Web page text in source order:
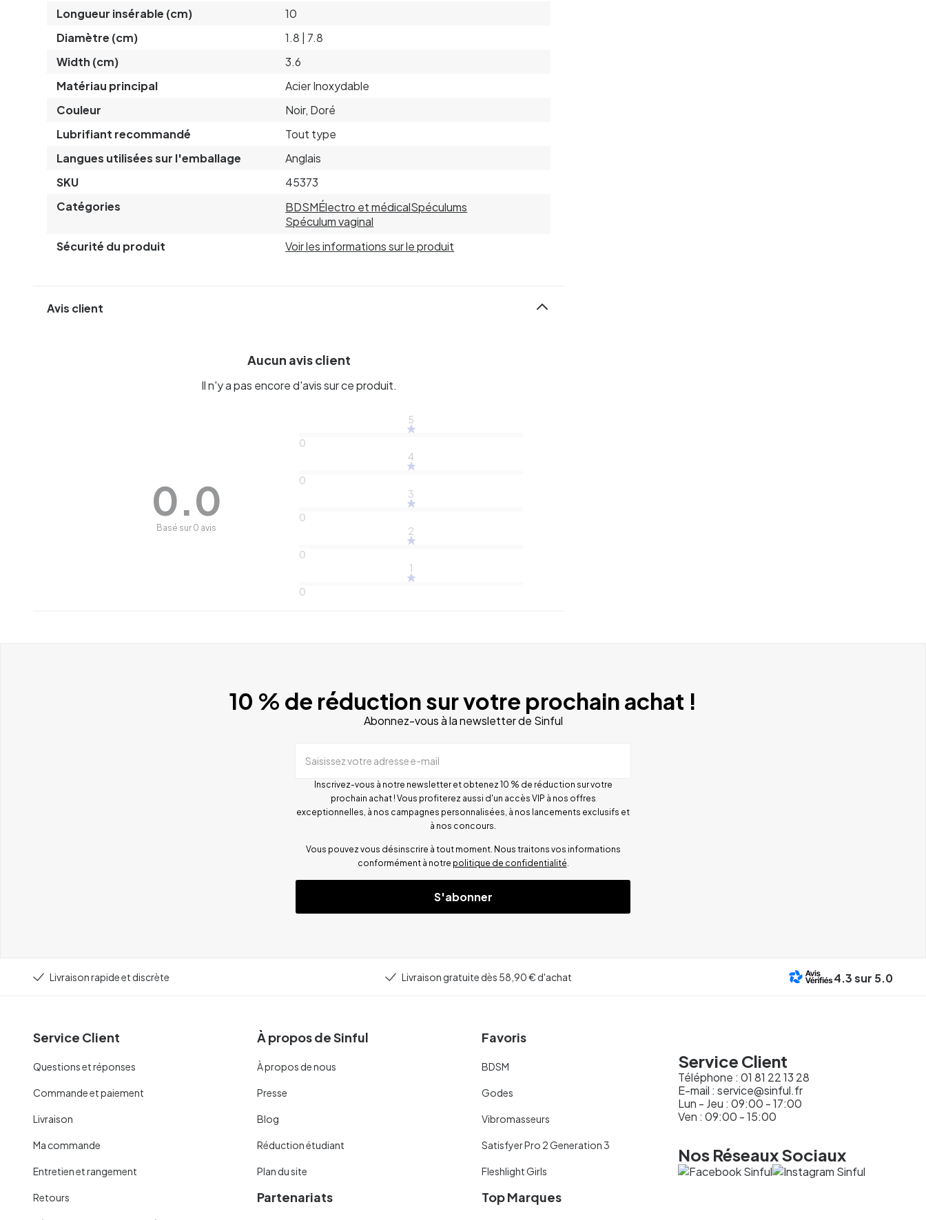
Longueur insérable (cm)
10
Diamètre (cm)
1.8 | 7.8
Width (cm)
3.6
Matériau principal
Acier Inoxydable
Couleur
Noir, Doré
Lubrifiant recommandé
Tout type
Langues utilisées sur l'emballage
Anglais
SKU
45373
Catégories
BDSMÉlectro et médicalSpéculums
Spéculum vaginal
Sécurité du produit
Voir les informations sur le produit
Avis client
Aucun avis client
Il n'y a pas encore d'avis sur ce produit.
0.0
Basé sur 0 avis
5
0
4
0
3
0
2
0
1
0
10 % de réduction sur votre prochain achat !
Abonnez-vous à la newsletter de Sinful
Saisissez votre adresse e-mail
Inscrivez-vous à notre newsletter et obtenez 10 % de réduction sur votre
prochain achat ! Vous profiterez aussi d'un accès VIP à nos offres
exceptionnelles, à nos campagnes personnalisées, à nos lancements exclusifs et
à nos concours.
Vous pouvez vous désinscrire à tout moment. Nous traitons vos informations
conformément à notre politique de confidentialité
S'abonner
Livraison rapide et discrète Livraison gratuite dès 58,90 € d'achat 4.3sur 5.0
Service Client
Questions et réponses
Commande et paiement
Livraison
Ma commande
Entretien et rangement
Retours
À propos de Sinful
À propos de nous
Presse
Blog
Réduction étudiant
Plan du site
Partenariats
Favoris
BDSM
Godes
Vibromasseurs
Satisfyer Pro 2 Generation 3
Fleshlight Girls
Top Marques
Service Client
Téléphone : 01 81 22 13 28
E-mail : service@sinful.fr
Lun - Jeu : 09:00 - 17:00
Ven : 09:00 - 15:00
Nos Réseaux Sociaux